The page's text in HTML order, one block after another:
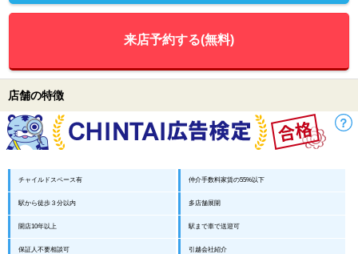
来店予約する(無料)
店舗の特徴
チャイルドスペース有 仲介手数料家賃の55%以下
駅から徒歩３分以内 多店舗展開
開店10年以上 駅まで車で送迎可
保証人不要相談可 引越会社紹介